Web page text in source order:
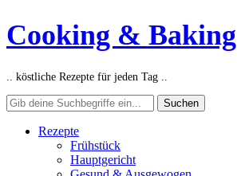
Cooking & Baking
.. köstliche Rezepte für jeden Tag ..
Rezepte
Frühstück
Hauptgericht